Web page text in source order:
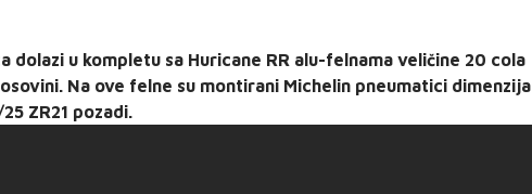
dolazi u kompletu sa Huricane RR alu-felnama veličine 20 cola
Na ove felne su montirani Michelin pneumatici dimenzija
ZR21 pozadi.